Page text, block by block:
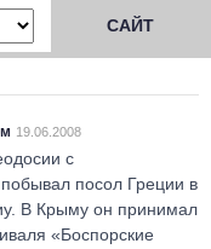
САЙТ
19.06.2008
с
посол Греции в
В Крыму он принимал
«Боспорские